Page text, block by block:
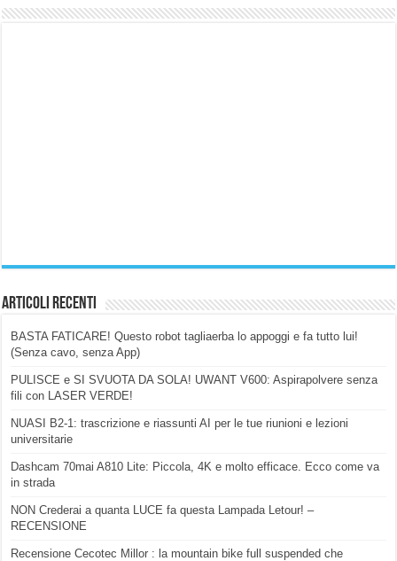
Articoli Recenti
BASTA FATICARE! Questo robot tagliaerba lo appoggi e fa tutto lui!
(Senza cavo, senza App)
PULISCE e SI SVUOTA DA SOLA! UWANT V600: Aspirapolvere senza
fili con LASER VERDE!
NUASI B2-1: trascrizione e riassunti AI per le tue riunioni e lezioni
universitarie
Dashcam 70mai A810 Lite: Piccola, 4K e molto efficace. Ecco come va
in strada
NON Crederai a quanta LUCE fa questa Lampada Letour! –
RECENSIONE
Recensione Cecotec Millor : la mountain bike full suspended che